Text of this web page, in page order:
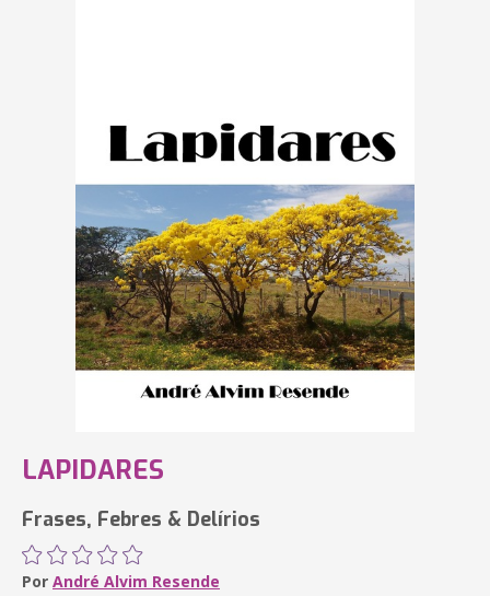
LAPIDARES
Frases, Febres & Delírios
Por André Alvim Resende